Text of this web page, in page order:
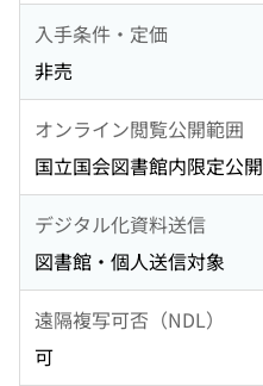
入手条件・定価
非売
オンライン閲覧公開範囲
国立国会図書館内限定公開
デジタル化資料送信
図書館・個人送信対象
遠隔複写可否（NDL）
可